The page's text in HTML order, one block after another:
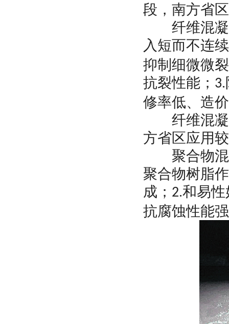
段，南方省
纤维混凝
入短而不连
抑制细微微
抗裂性能； 3.
修率低、造
纤维混凝
方省区应用
聚合物混
聚合物树脂
成； 2.和易
抗腐蚀性能